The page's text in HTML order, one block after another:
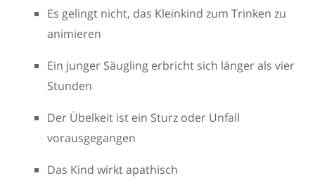
Es gelingt nicht, das Kleinkind zum Trinken zu
animieren
Ein junger Säugling erbricht sich länger als vier
Stunden
Der Übelkeit ist ein Sturz oder Unfall
vorausgegangen
Das Kind wirkt apathisch